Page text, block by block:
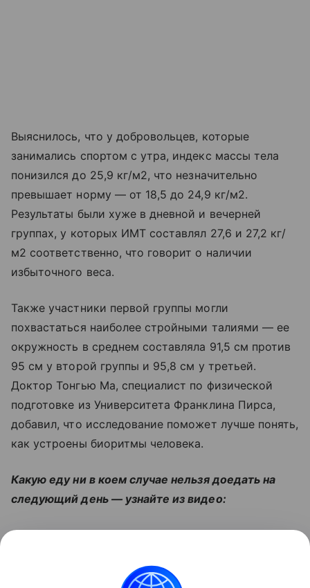
Выяснилось, что у добровольцев, которые
занимались спортом с утра, индекс массы тела
понизился до 25,9 кг/м2, что незначительно
превышает норму — от 18,5 до 24,9 кг/м2.
Результаты были хуже в дневной и вечерней
группах, у которых ИМТ составлял 27,6 и 27,2 кг/
м2 соответственно, что говорит о наличии
избыточного веса.
Также участники первой группы могли
похвастаться наиболее стройными талиями — ее
окружность в среднем составляла 91,5 см против
95 см у второй группы и 95,8 см у третьей.
Доктор Тонгью Ма, специалист по физической
подготовке из Университета Франклина Пирса,
добавил, что исследование поможет лучше понять,
как устроены биоритмы человека.
Какую еду ни в коем случае нельзя доедать на
следующий день — узнайте из видео:
Читайте также:Диета Стол № 10 по Певзнеру при